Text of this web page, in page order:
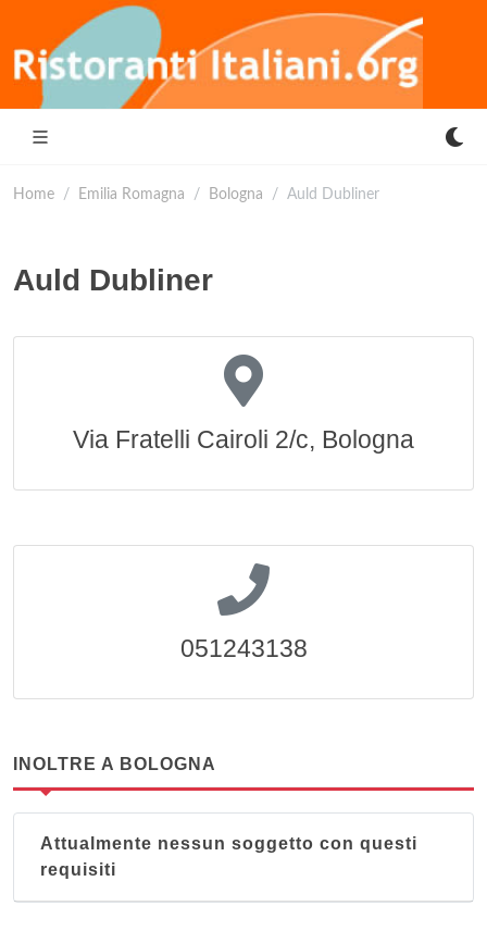
Home Emilia Romagna Bologna Auld Dubliner
Auld Dubliner
Via Fratelli Cairoli 2/c, Bologna
051243138
INOLTRE A BOLOGNA
Attualmente nessun soggetto con questi
requisiti